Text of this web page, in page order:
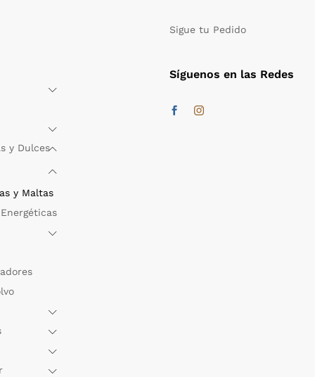
y Dulces
y Maltas
Sigue tu Pedido
Síguenos en las Redes